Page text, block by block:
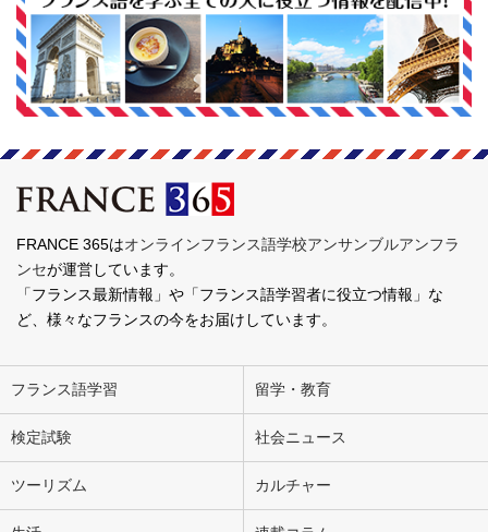
FRANCE 365はオンラインフランス語学校アンサンブルアンフラ
ンセが運営しています。
「フランス最新情報」や「フランス語学習者に役立つ情報」な
ど、様々なフランスの今をお届けしています。
フランス語学習 留学・教育
検定試験 社会ニュース
ツーリズム カルチャー